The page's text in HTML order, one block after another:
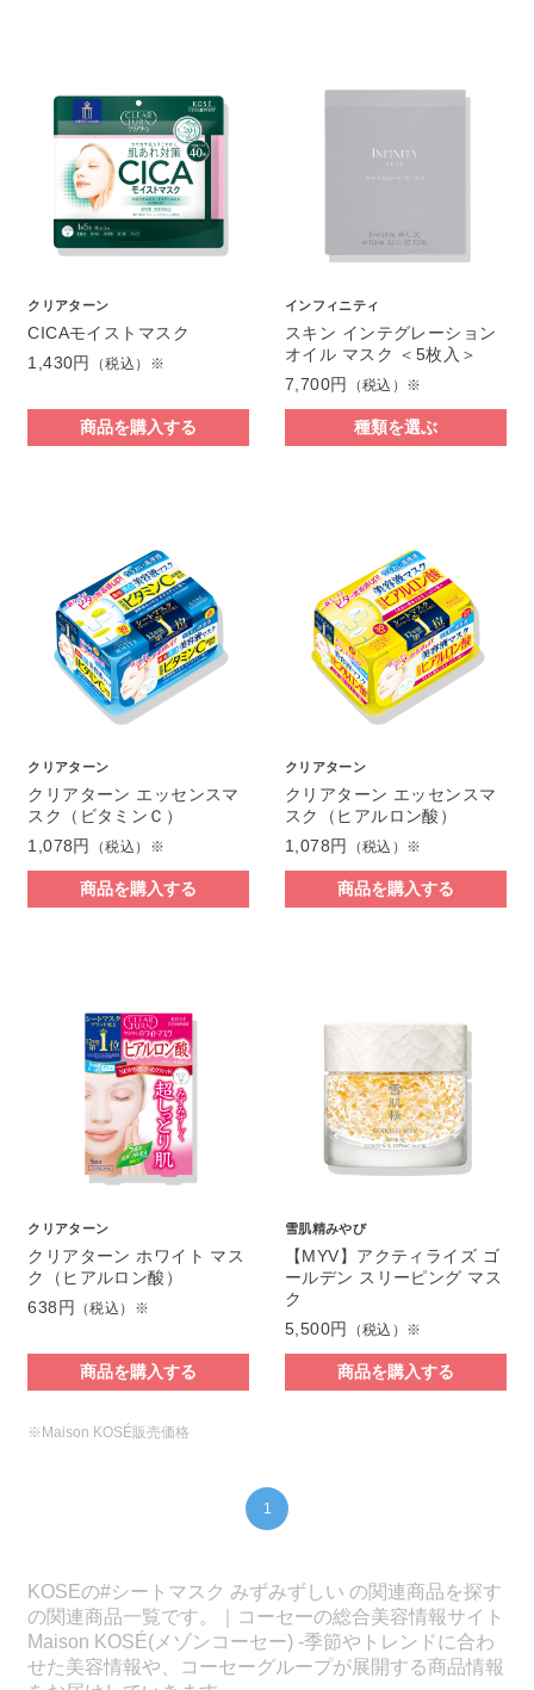
クリアターン
CICAモイストマスク
1,430円
（税込）※
商品を購入する
インフィニティ
スキン インテグレーション
オイル マスク ＜5枚入＞
7,700円
（税込）※
種類を選ぶ
クリアターン
クリアターン エッセンスマ
スク（ビタミンＣ）
1,078円
（税込）※
商品を購入する
クリアターン
クリアターン エッセンスマ
スク（ヒアルロン酸）
1,078円
（税込）※
商品を購入する
クリアターン
クリアターン ホワイト マス
ク（ヒアルロン酸）
638円 （税込）※
商品を購入する
雪肌精みやび
【MYV】アクティライズ ゴ
ールデン スリーピング マス
ク
5,500円
（税込）※
商品を購入する
※Maison KOSÉ販売価格
1
KOSEの#シートマスク みずみずしい の関連商品を探す
の関連商品一覧です。｜コーセーの総合美容情報サイト
Maison KOSÉ(メゾンコーセー) -季節やトレンドに合わ
せた美容情報や、コーセーグループが展開する商品情報